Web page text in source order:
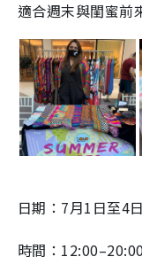
適合週末與閨蜜前
日期：7月1日至4日
時間：